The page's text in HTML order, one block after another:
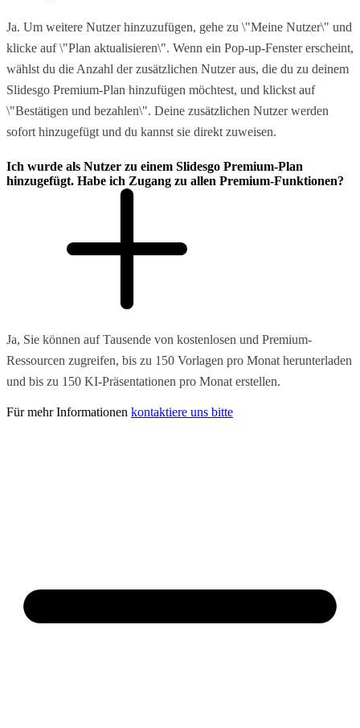
Ja. Um weitere Nutzer hinzuzufügen, gehe zu \"Meine Nutzer\" und
klicke auf \"Plan aktualisieren\". Wenn ein Pop-up-Fenster erscheint,
wählst du die Anzahl der zusätzlichen Nutzer aus, die du zu deinem
Slidesgo Premium-Plan hinzufügen möchtest, und klickst auf
\"Bestätigen und bezahlen\". Deine zusätzlichen Nutzer werden
sofort hinzugefügt und du kannst sie direkt zuweisen.
Ich wurde als Nutzer zu einem Slidesgo Premium-Plan
hinzugefügt. Habe ich Zugang zu allen Premium-Funktionen?
Ja, Sie können auf Tausende von kostenlosen und Premium-
Ressourcen zugreifen, bis zu 150 Vorlagen pro Monat herunterladen
und bis zu 150 KI-Präsentationen pro Monat erstellen.
Für mehr Informationen kontaktiere uns bitte